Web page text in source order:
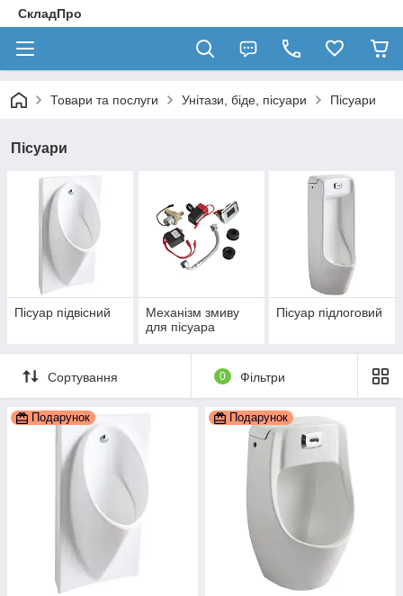
СкладПро
Товари та послуги Унітази, біде, пісуари Пісуари
Пісуари
Пісуар підвісний
Механізм змиву
для пісуара
Пісуар підлоговий
Сортування 0 Фільтри
Подарунок Подарунок